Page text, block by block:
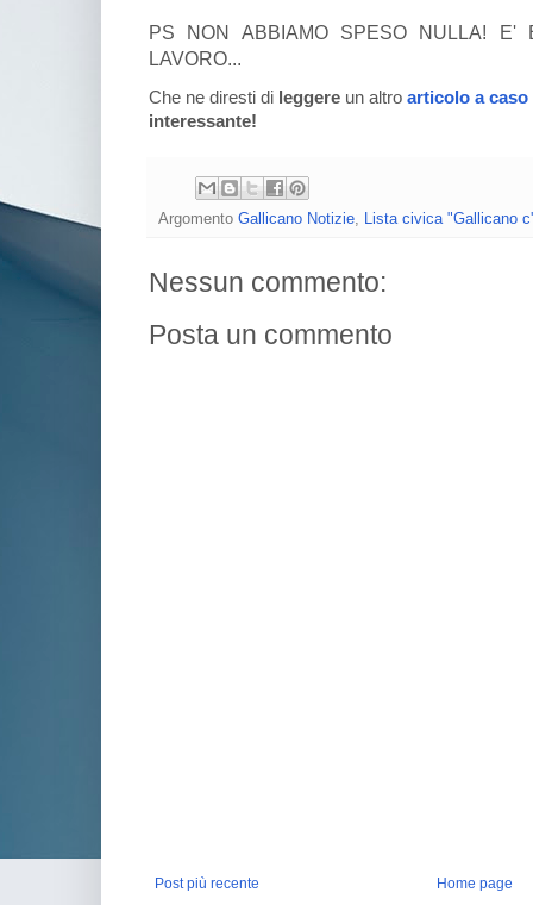
PS NON ABBIAMO SPESO NULLA! E'
LAVORO...
Che ne diresti di leggere un altro articolo a caso
interessante!
Argomento Gallicano Notizie Lista civica "Gallicano
Nessun commento:
Posta un commento
Post più recente Home page